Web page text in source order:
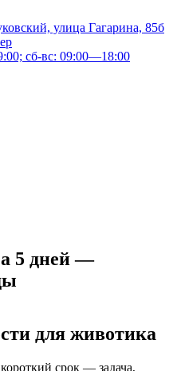
улица Гагарина, 85б
сб-вс: 09:00—18:00
5 дней —
для животика
срок — задача,